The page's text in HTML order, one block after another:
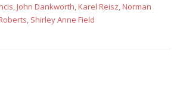
,John Dankworth,Karel Reisz,Norman
, Shirley Anne Field